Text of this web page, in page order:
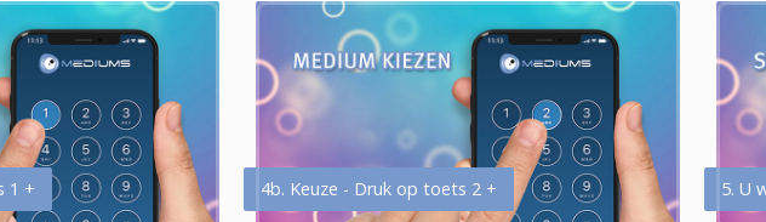
1 + 4b. Keuze - Druk op toets 2 + 5. U